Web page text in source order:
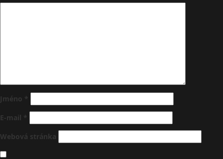
Jméno *
E-mail *
Webová stránka